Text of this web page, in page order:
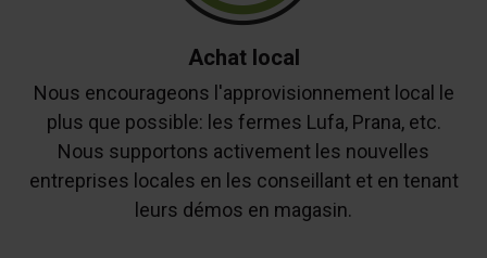
Achat local
Nous encourageons l'approvisionnement local le
plus que possible: les fermes Lufa, Prana, etc.
Nous supportons activement les nouvelles
entreprises locales en les conseillant et en tenant
leurs démos en magasin.